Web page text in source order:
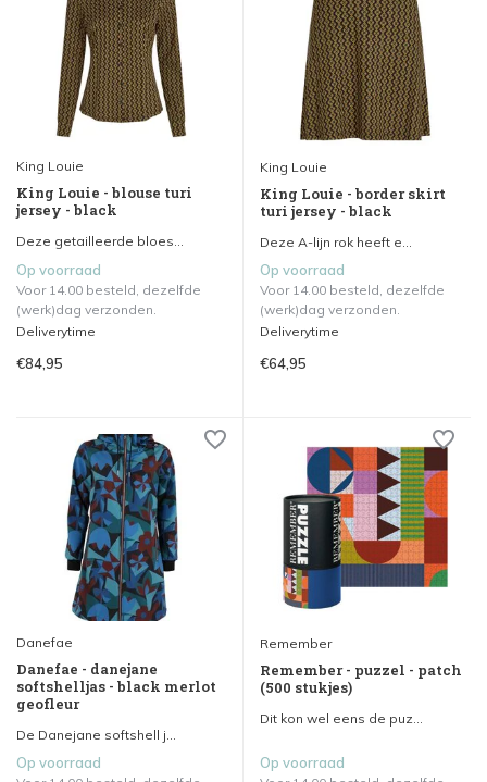
King Louie
King Louie - blouse turi
jersey - black
Deze getailleerde bloes...
Op voorraad
Voor 14.00 besteld, dezelfde
(werk)dag verzonden.
Deliverytime
€84,95
King Louie
King Louie - border skirt
turi jersey - black
Deze A-lijn rok heeft e...
Op voorraad
Voor 14.00 besteld, dezelfde
(werk)dag verzonden.
Deliverytime
€64,95
Danefae
Danefae - danejane
softshelljas - black merlot
geofleur
De Danejane softshell j...
Op voorraad
Remember
Remember - puzzel - patch
(500 stukjes)
Dit kon wel eens de puz...
Op voorraad